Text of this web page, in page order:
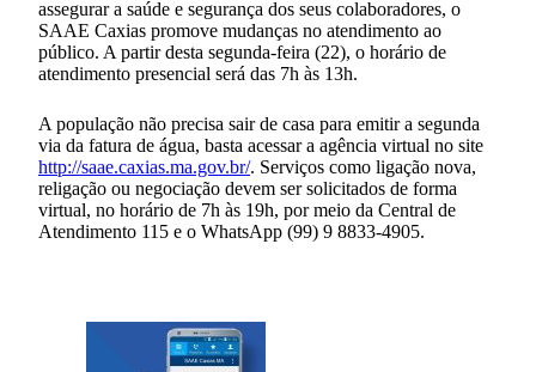
assegurar a saúde e segurança dos seus colaboradores, o
SAAE Caxias promove mudanças no atendimento ao
público. A partir desta segunda-feira (22), o horário de
atendimento presencial será das 7h às 13h.
A população não precisa sair de casa para emitir a segunda
via da fatura de água, basta acessar a agência virtual no site
http://saae.caxias.ma.gov.br/. Serviços como ligação nova,
religação ou negociação devem ser solicitados de forma
virtual, no horário de 7h às 19h, por meio da Central de
Atendimento 115 e o WhatsApp (99) 9 8833-4905.